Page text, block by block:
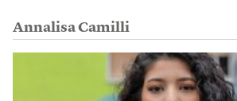
Annalisa Camilli